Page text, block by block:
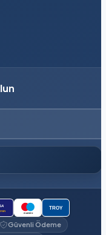
maestro
TROY
Güvenli Ödeme